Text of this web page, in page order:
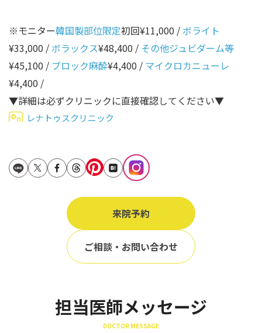
唇
口角
顎
首
ヒアルロン酸リフトアッ
立ち耳
鎖骨
年代から探す
10代
30代
60代
80代
東京
※モニター韓国製部位限定初回¥11,000 / ボライト
¥33,000 / ボラックス¥48,400 / その他ジュビダーム等
¥45,100 / ブロック麻酔¥4,400 / マイクロカニューレ
¥4,400 /
▼詳細は必ずクリニックに直接確認してください▼
レナトゥスクリニック
来院予約
ご相談・お問い合わせ
担当医師メッセージ
DOCTOR MESSAGE